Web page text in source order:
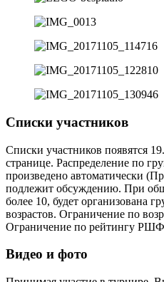
Списки участников
Списки участников появятся
странице. Распределение по
произведено автоматически
подлежит обсуждению. При
более 10, будет организована
возрастов. Ограничение по
Ограничение по рейтингу
Видео и фото